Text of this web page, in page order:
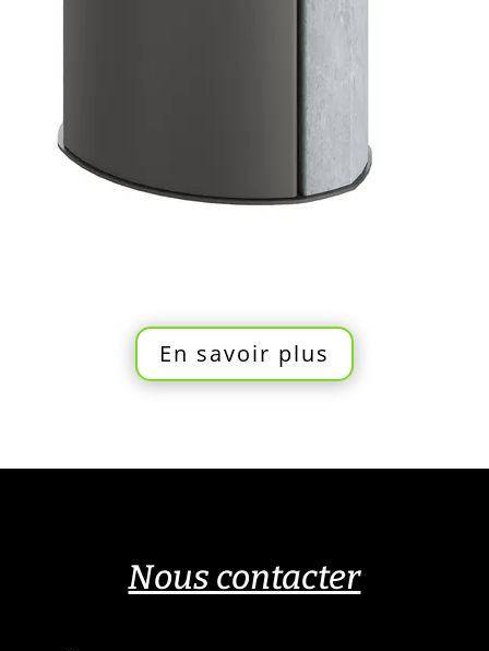
En savoir plus
Nous contacter